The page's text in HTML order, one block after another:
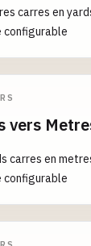
carres en
configurable
vers
carres en
configurable